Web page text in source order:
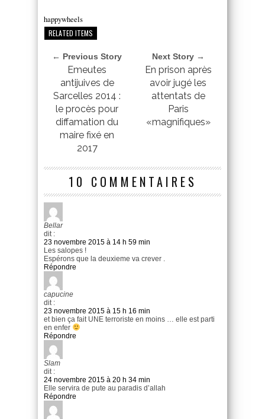
happywheels
RELATED ITEMS
← Previous Story
Emeutes
antijuives de
Sarcelles 2014 :
le procès pour
diffamation du
maire fixé en
2017
Next Story →
En prison après
avoir jugé les
attentats de
Paris
«magnifiques»
10 COMMENTAIRES
Bellar
dit :
23 novembre 2015 à 14 h 59 min
Les salopes !
Espérons que la deuxieme va crever .
Répondre
capucine
dit :
23 novembre 2015 à 15 h 16 min
et bien ça fait UNE terroriste en moins … elle est parti
en enfer
Répondre
Slam
dit :
24 novembre 2015 à 20 h 34 min
Elle servira de pute au paradis d’allah
Répondre